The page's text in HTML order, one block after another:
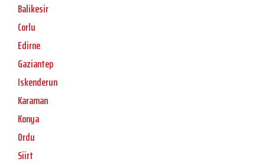
Balikesir
Corlu
Edirne
Gaziantep
Iskenderun
Karaman
Konya
Ordu
Siirt